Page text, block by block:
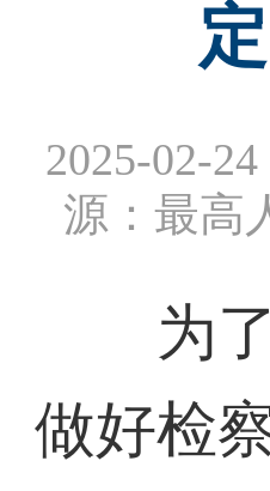
定
2025-02-
源：最高
为了
做好检